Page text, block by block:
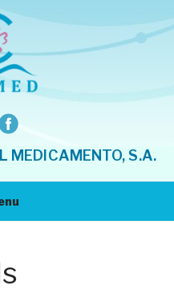
MEDICAMENTO, S.A.